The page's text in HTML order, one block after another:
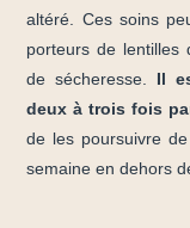
altéré. Ces soins
porteurs de lentilles
de sécheresse.
Il
deux à trois fois
de les poursuivre
semaine en dehors